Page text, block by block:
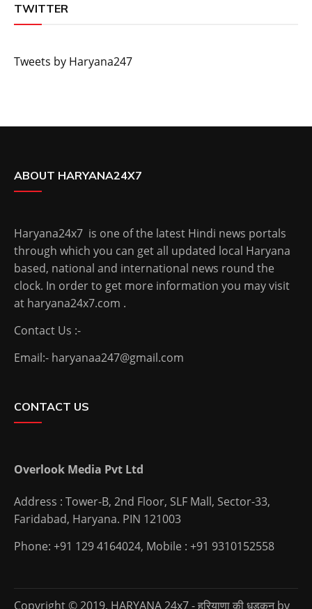
TWITTER
Tweets by Haryana247
ABOUT HARYANA24X7
Haryana24x7 is one of the latest Hindi news portals
through which you can get all updated local Haryana
based, national and international news round the
clock. In order to get more information you may visit
at haryana24x7.com .
Contact Us :-
Email:- haryanaa247@gmail.com
CONTACT US
Overlook Media Pvt Ltd
Address : Tower-B, 2nd Floor, SLF Mall, Sector-33,
Faridabad, Haryana. PIN 121003
Phone: +91 129 4164024, Mobile : +91 9310152558
Copyright © 2019. HARYANA 24x7 - हरियाणा की धड़कन by